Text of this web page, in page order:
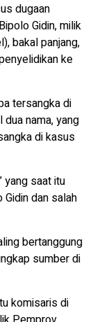
dugaan
Gidin, milik
bakal panjang,
ke
tersangka di
nama, yang
di kasus
yang saat itu
dan salah
bertanggung
sumber di
komisaris di